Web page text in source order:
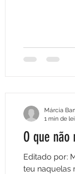
O que
Editado por:
teu naquelas
Márcia
1 min de